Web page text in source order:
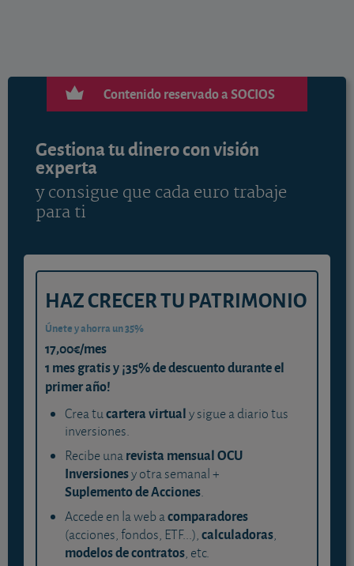
Contenido reservado a SOCIOS
Gestiona tu dinero con visión
experta
y consigue que cada euro trabaje
para ti
HAZ CRECER TU PATRIMONIO
Únete y ahorra un 35%
17,00€/mes
1 mes gratis y ¡35% de descuento durante el
primer año!
Crea tucartera virtualy sigue a diario tus
inversiones.
Recibe unarevista mensual OCU
Inversionesy otra semanal +
Suplemento de Acciones.
Accede en la web acomparadores
(acciones, fondos, ETF...),calculadoras,
modelos de contratos, etc.